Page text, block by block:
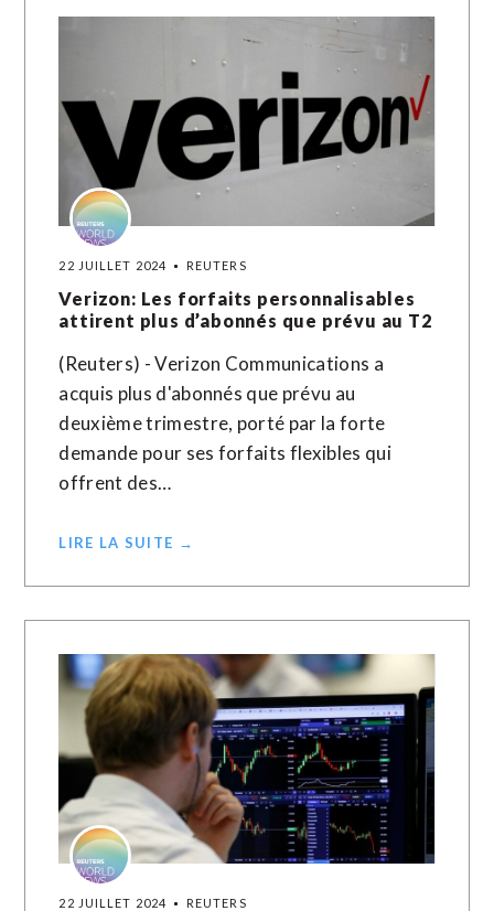
22 JUILLET 2024 REUTERS
Verizon: Les forfaits personnalisables
attirent plus d’abonnés que prévu au T2
(Reuters) - Verizon Communications a
acquis plus d'abonnés que prévu au
deuxième trimestre, porté par la forte
demande pour ses forfaits flexibles qui
offrent des…
LIRE LA SUITE →
22 JUILLET 2024 REUTERS